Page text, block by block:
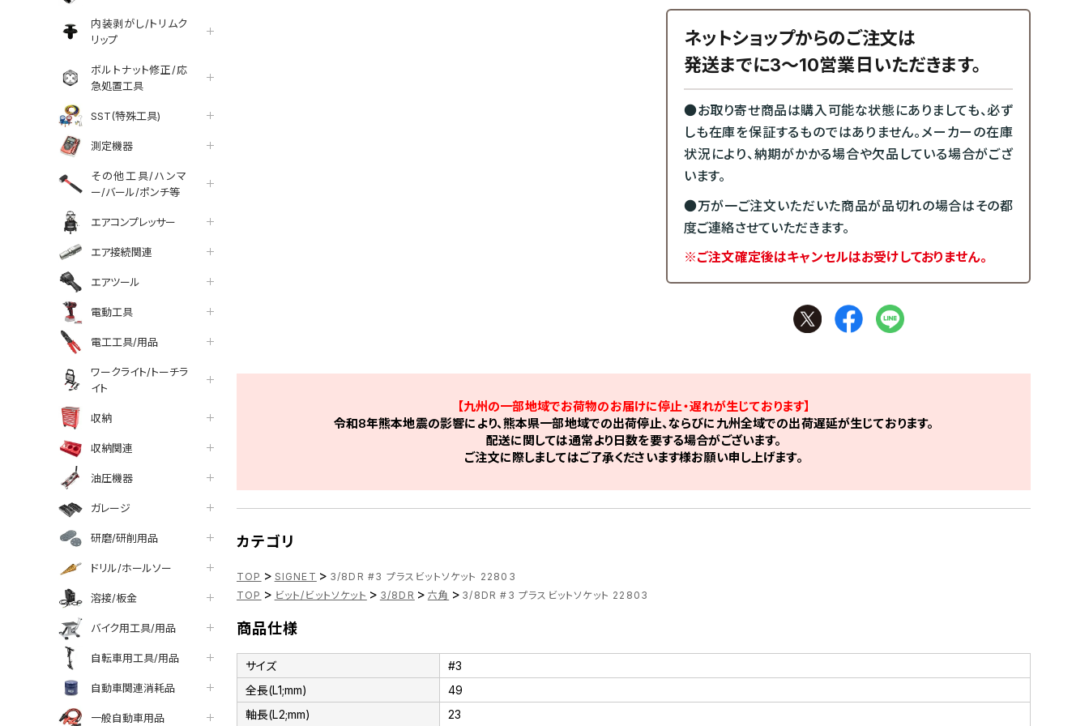
内装剥がし/トリムク
リップ
ボルトナット修正/応
急処置工具
SST(特殊工具)
測定機器
その他工具/ハンマ
ー/バール/ポンチ等
エアコンプレッサー
エア接続関連
エアツール
電動工具
電工工具/用品
ワークライト/トーチラ
イト
収納
収納関連
油圧機器
ガレージ
研磨/研削用品
ドリル/ホールソー
溶接/板金
バイク用工具/用品
自転車用工具/用品
自動車関連消耗品
一般自動車用品
ネットショップからのご注文は
発送までに3～10営業日いただきます。
●お取り寄せ商品は購入可能な状態にありましても、必ず
しも在庫を保証するものではありません。メーカーの在庫
状況により、納期がかかる場合や欠品している場合がござ
います。
●万が一ご注文いただいた商品が品切れの場合はその都
度ご連絡させていただきます。
※ご注文確定後はキャンセルはお受けしておりません。
facebook
line
【九州の一部地域でお荷物のお届けに停止・遅れが生じております】
令和8年熊本地震の影響により、熊本県一部地域での出荷停止、ならびに九州全域での出荷遅延が生じております。
配送に関しては通常より日数を要する場合がございます。
ご注文に際しましてはご了承くださいます様お願い申し上げます。
カテゴリ
TOP > SIGNET > 3/8DR #3 プラスビットソケット 22803
TOP > ビット/ビットソケット > 3/8DR > 六角 > 3/8DR #3 プラスビットソケット 22803
商品仕様
サイズ
#3
全長(L1;mm)
49
軸長(L2;mm)
23